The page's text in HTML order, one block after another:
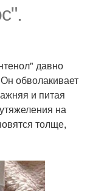
давно
обволакивает
и питая
на
толще,